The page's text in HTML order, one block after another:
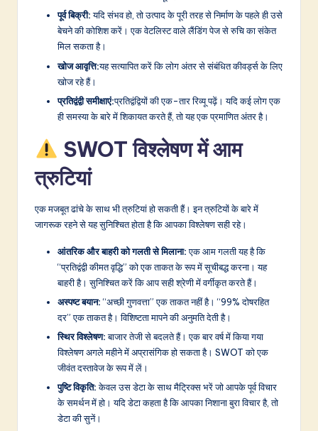
पूर्व बिक्री:यदि संभव हो, तो उत्पाद के पूरी तरह से निर्माण के पहले ही उसे
बेचने की कोशिश करें। एक वेटलिस्ट वाले लैंडिंग पेज से रुचि का संकेत
मिल सकता है।
खोज आवृत्ति:यह सत्यापित करें कि लोग अंतर से संबंधित कीवर्ड्स के लिए
खोज रहे हैं।
प्रतिद्वंद्वी समीक्षाएं:प्रतिद्वंद्वियों की एक-तार रिव्यू पढ़ें। यदि कई लोग एक
ही समस्या के बारे में शिकायत करते हैं, तो यह एक प्रमाणित अंतर है।
SWOT विश्लेषण में आम
त्रुटियां
एक मजबूत ढांचे के साथ भी त्रुटियां हो सकती हैं। इन त्रुटियों के बारे में
जागरूक रहने से यह सुनिश्चित होता है कि आपका विश्लेषण सही रहे।
आंतरिक और बाहरी को गलती से मिलाना:एक आम गलती यह है कि
“प्रतिद्वंद्वी कीमत वृद्धि” को एक ताकत के रूप में सूचीबद्ध करना। यह
बाहरी है। सुनिश्चित करें कि आप सही श्रेणी में वर्गीकृत करते हैं।
अस्पष्ट बयान:“अच्छी गुणवत्ता” एक ताकत नहीं है। “99% दोषरहित
दर” एक ताकत है। विशिष्टता मापने की अनुमति देती है।
स्थिर विश्लेषण:बाजार तेजी से बदलते हैं। एक बार वर्ष में किया गया
विश्लेषण अगले महीने में अप्रासंगिक हो सकता है। SWOT को एक
जीवंत दस्तावेज के रूप में लें।
पुष्टि विकृति:केवल उस डेटा के साथ मैट्रिक्स भरें जो आपके पूर्व विचार
के समर्थन में हो। यदि डेटा कहता है कि आपका निशाना बुरा विचार है, तो
डेटा की सुनें।